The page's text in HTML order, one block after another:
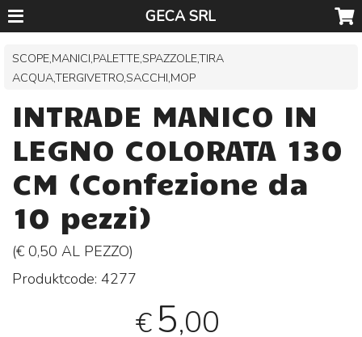
GECA SRL
SCOPE,MANICI,PALETTE,SPAZZOLE,TIRA
ACQUA,TERGIVETRO,SACCHI,MOP
INTRADE MANICO IN
LEGNO COLORATA 130
CM (Confezione da
10 pezzi)
(€ 0,50 AL PEZZO)
Produktcode:4277
€5,00